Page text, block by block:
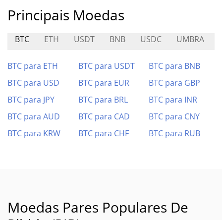
Principais Moedas
BTC ETH USDT BNB USDC UMBRA
BTC para ETH BTC para USDT
BTC para BNB
BTC para USD
BTC para EUR
BTC para GBP
BTC para JPY
BTC para BRL
BTC para INR
BTC para AUD
BTC para CAD
BTC para CNY
BTC para KRW
BTC para CHF BTC para RUB
Moedas Pares Populares De